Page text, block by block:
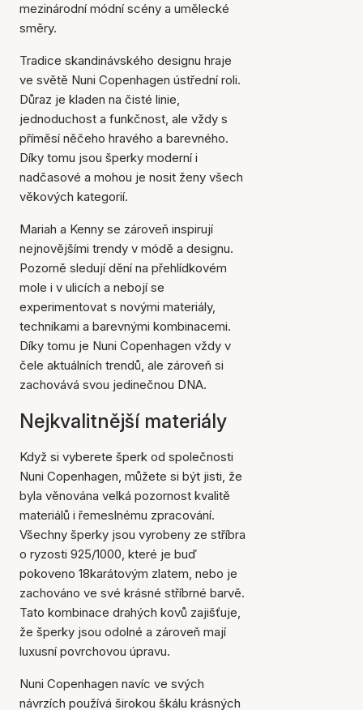
mezinárodní módní scény a umělecké
směry.
Tradice skandinávského designu hraje
ve světě Nuni Copenhagen ústřední roli.
Důraz je kladen na čisté linie,
jednoduchost a funkčnost, ale vždy s
příměsí něčeho hravého a barevného.
Díky tomu jsou šperky moderní i
nadčasové a mohou je nosit ženy všech
věkových kategorií.
Mariah a Kenny se zároveň inspirují
nejnovějšími trendy v módě a designu.
Pozorně sledují dění na přehlídkovém
mole i v ulicích a nebojí se
experimentovat s novými materiály,
technikami a barevnými kombinacemi.
Díky tomu je Nuni Copenhagen vždy v
čele aktuálních trendů, ale zároveň si
zachovává svou jedinečnou DNA.
Nejkvalitnější materiály
Když si vyberete šperk od společnosti
Nuni Copenhagen, můžete si být jisti, že
byla věnována velká pozornost kvalitě
materiálů i řemeslnému zpracování.
Všechny šperky jsou vyrobeny ze stříbra
o ryzosti 925/1000, které je buď
pokoveno 18karátovým zlatem, nebo je
zachováno ve své krásné stříbrné barvě.
Tato kombinace drahých kovů zajišťuje,
že šperky jsou odolné a zároveň mají
luxusní povrchovou úpravu.
Nuni Copenhagen navíc ve svých
návrzích používá širokou škálu krásných